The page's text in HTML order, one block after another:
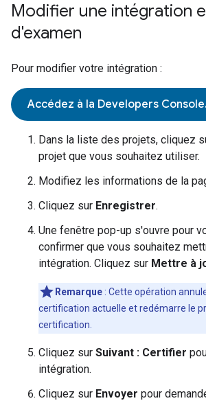
Modifier une intégration
d'examen
Pour modifier votre intégration :
Accédez à la Developers
Dans la liste des projets, cliquez
projet que vous souhaitez utiliser.
Modifiez les informations de la
Cliquez sur Enregistrer.
Une fenêtre pop-up s'ouvre pour
confirmer que vous souhaitez
intégration. Cliquez sur Mettre à
Remarque : Cette opération
certification actuelle et redémarre le
certification.
Cliquez sur Suivant : Certifier
intégration.
Cliquez sur Envoyer pour